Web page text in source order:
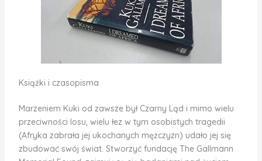
Książki i czasopisma
Marzeniem Kuki od zawsze był Czarny Ląd i mimo wielu
przeciwności losu, wielu łez w tym osobistych tragedii
(Afryka zabrała jej ukochanych mężczyzn) udało jej się
zbudować swój świat. Stworzyć fundację The Gallmann